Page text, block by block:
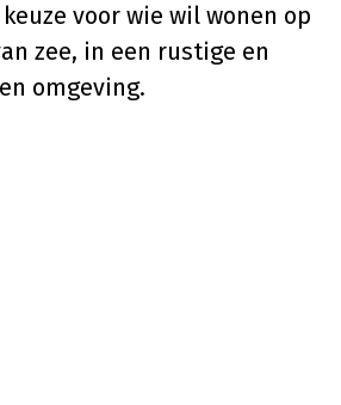
voor wie wil wonen op
zee, in een rustige en
omgeving.